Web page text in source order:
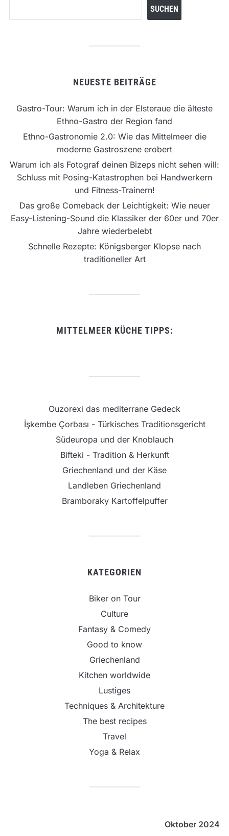
SUCHEN
NEUESTE BEITRÄGE
Gastro-Tour: Warum ich in der Elsteraue die älteste
Ethno-Gastro der Region fand
Ethno-Gastronomie 2.0: Wie das Mittelmeer die
moderne Gastroszene erobert
Warum ich als Fotograf deinen Bizeps nicht sehen will:
Schluss mit Posing-Katastrophen bei Handwerkern
und Fitness-Trainern!
Das große Comeback der Leichtigkeit: Wie neuer
Easy-Listening-Sound die Klassiker der 60er und 70er
Jahre wiederbelebt
Schnelle Rezepte: Königsberger Klopse nach
traditioneller Art
MITTELMEER KÜCHE TIPPS:
Ouzorexi das mediterrane Gedeck
İşkembe Çorbası - Türkisches Traditionsgericht
Südeuropa und der Knoblauch
Bifteki - Tradition & Herkunft
Griechenland und der Käse
Landleben Griechenland
Bramboraky Kartoffelpuffer
KATEGORIEN
Biker on Tour
Culture
Fantasy & Comedy
Good to know
Griechenland
Kitchen worldwide
Lustiges
Techniques & Architekture
The best recipes
Travel
Yoga & Relax
Oktober 2024